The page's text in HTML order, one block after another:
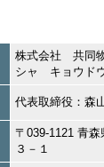
株式会社 共同
シャ キョウド
代表取締役：
〒039-1121 青
３－１